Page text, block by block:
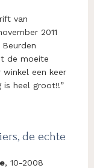
van
2011
de moeite
een keer
is heel groot!!”
de echte
, 10-2008